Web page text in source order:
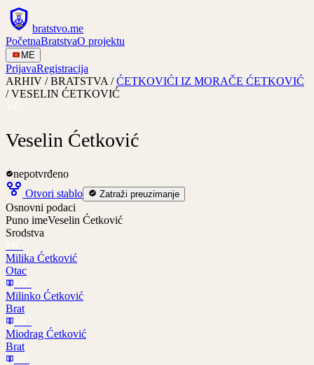
bratstvo.me
PočetnaBratstvaO projektu
ME
PrijavaRegistracija
ARHIV / BRATSTVA / ĆETKOVIĆI IZ MORAČE ĆETKOVIĆ
/ VESELIN ĆETKOVIĆ
Veselin Ćetković
nepotvrđeno
Otvori stablo
Zatraži preuzimanje
Osnovni podaci
Puno imeVeselin Ćetković
Srodstva
Milika Ćetković
Otac
Milinko Ćetković
Brat
Miodrag Ćetković
Brat